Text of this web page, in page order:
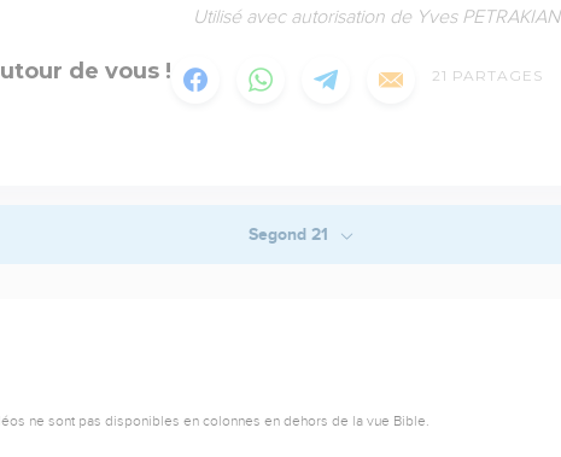
Utilisé avec autorisation de Yves PETRAKIAN
de vous ! 21 PARTAGES
Segond 21
ne sont pas disponibles en colonnes en dehors de la vue Bible.